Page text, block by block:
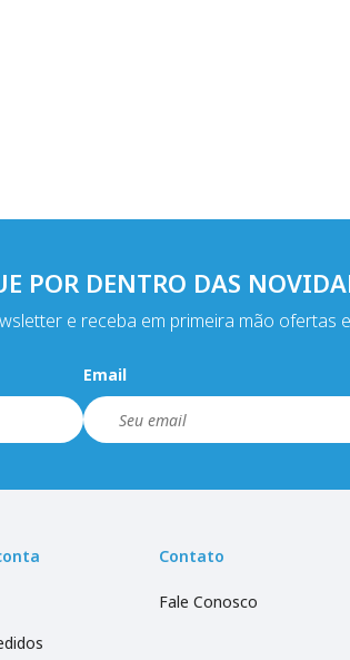
POR DENTRO DAS
e receba em primeira mão ofertas
Email
Contato
Fale Conosco